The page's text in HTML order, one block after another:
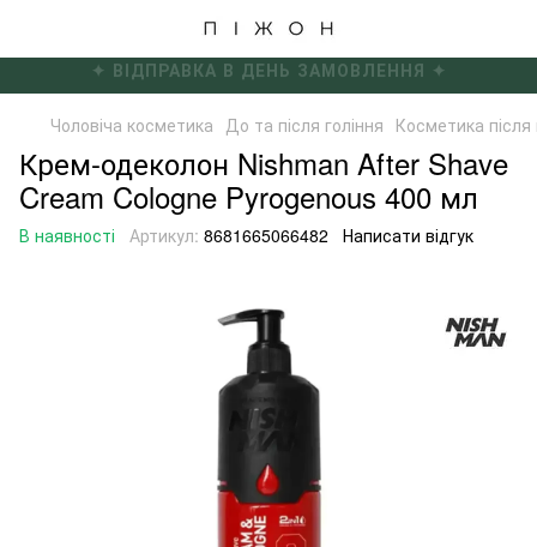
✦ БЕЗКОШТОВНА ДОСТАВКА ВІД 4000 ГРН ✦
Чоловіча косметика До та після гоління Косметика після
Крем-одеколон Nishman After Shave
Cream Cologne Pyrogenous 400 мл
В наявності Артикул: 8681665066482 Написати відгук